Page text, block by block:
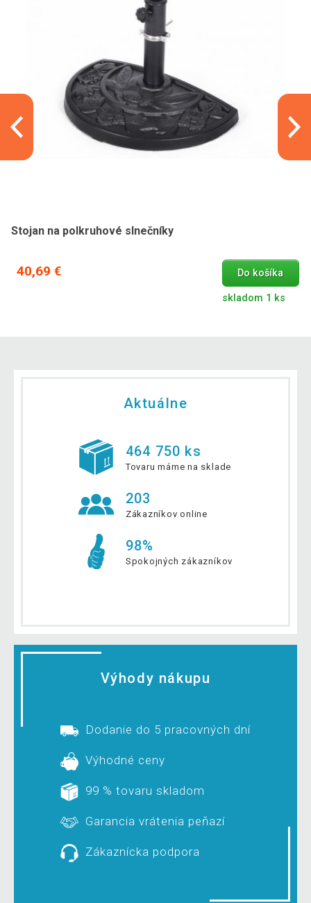
Stojan na polkruhové slnečníky
40,69 € Do košíka
skladom 1 ks
Aktuálne
464 750 ks
Tovaru máme na sklade
203
Zákazníkov online
98%
Spokojných zákazníkov
Výhody nákupu
Dodanie do 5 pracovných dní
Výhodné ceny
99 % tovaru skladom
Garancia vrátenia peňazí
Zákaznícka podpora